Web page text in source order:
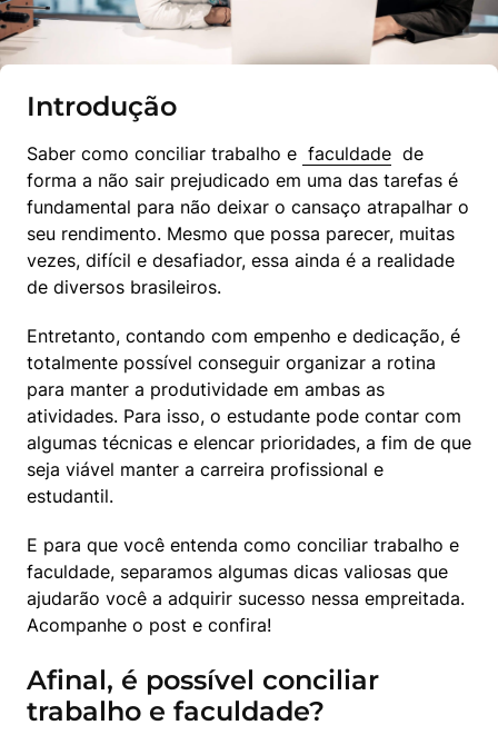
Introdução
Saber como conciliar trabalho e faculdade
  de
forma a não sair prejudicado em uma das tarefas é
fundamental para não deixar o cansaço atrapalhar o
seu rendimento. Mesmo que possa parecer, muitas
vezes, difícil e desafiador, essa ainda é a realidade
de diversos brasileiros.
Entretanto, contando com empenho e dedicação, é
totalmente possível conseguir organizar a rotina
para manter a produtividade em ambas as
atividades. Para isso, o estudante pode contar com
algumas técnicas e elencar prioridades, a fim de que
seja viável manter a carreira profissional e
estudantil.
E para que você entenda como conciliar trabalho e
faculdade, separamos algumas dicas valiosas que
ajudarão você a adquirir sucesso nessa empreitada.
Acompanhe o post e confira!
Afinal, é possível conciliar
trabalho e faculdade?